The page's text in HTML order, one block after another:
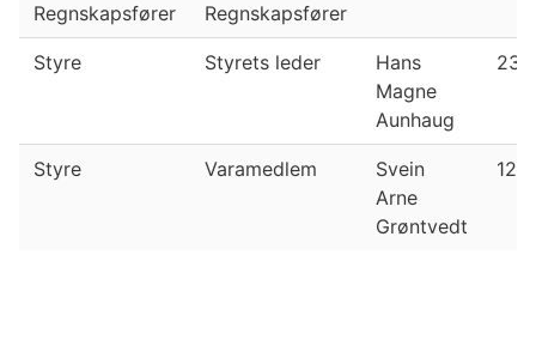
Regnskapsfører Regnskapsfører
Styre Styrets leder
Hans
Magne
Aunhaug
Styre Varamedlem
Svein
Arne
Grøntvedt